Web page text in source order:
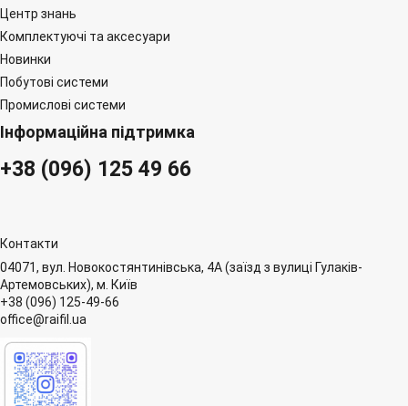
Центр знань
Комплектуючі та аксесуари
Новинки
Побутові системи
Промислові системи
Інформаційна підтримка
+38 (096) 125 49 66
Контакти
04071, вул. Новокостянтинівська, 4А (заїзд з вулиці Гулаків-
Артемовських), м. Київ
+38 (096) 125-49-66
office@raifil.ua